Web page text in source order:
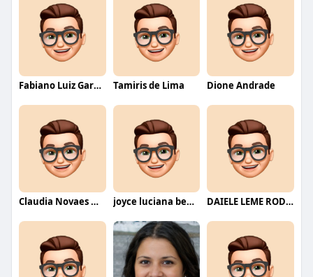
Fabiano Luiz Garcia Tamiris de Lima Dione Andrade
Claudia Novaes Novaes joyce luciana bentini jesus DAIELE LEME RODRIGUES